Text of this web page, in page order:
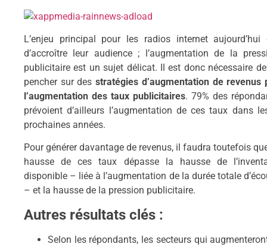
L’enjeu principal pour les radios internet aujourd’hui
d’accroître leur audience ; l’augmentation de la
publicitaire est un sujet délicat. Il est donc nécessaire
pencher sur desstratégies d’augmentation de revenus
l’augmentation des taux publicitaires. 79% des
prévoient d’ailleurs l’augmentation de ces taux dans
prochaines années.
Pour générer davantage de revenus, il faudra toutefois
hausse de ces taux dépasse la hausse de
disponible – liée à l’augmentation de la durée totale
– et la hausse de la pression publicitaire.
Autres résultats clés :
Selon les répondants, les secteurs qui